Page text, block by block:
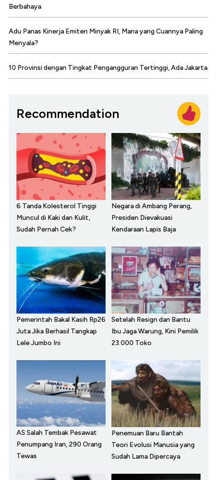
Berbahaya
Adu Panas Kinerja Emiten Minyak RI, Mana yang Cuannya Paling
Menyala?
10 Provinsi dengan Tingkat Pengangguran Tertinggi, Ada Jakarta
Recommendation
6 Tanda Kolesterol Tinggi
Muncul di Kaki dan Kulit,
Sudah Pernah Cek?
Negara di Ambang Perang,
Presiden Dievakuasi
Kendaraan Lapis Baja
Pemerintah Bakal Kasih Rp26
Juta Jika Berhasil Tangkap
Lele Jumbo Ini
Setelah Resign dan Bantu
Ibu Jaga Warung, Kini Pemilik
23.000 Toko
AS Salah Tembak Pesawat
Penumpang Iran, 290 Orang
Tewas
Penemuan Baru Bantah
Teori Evolusi Manusia yang
Sudah Lama Dipercaya